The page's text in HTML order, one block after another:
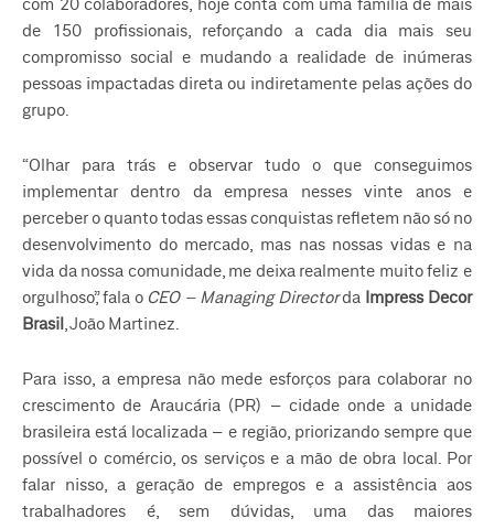
com 20 colaboradores, hoje conta com uma família de mais
de 150 profissionais, reforçando a cada dia mais seu
compromisso social e mudando a realidade de inúmeras
pessoas impactadas direta ou indiretamente pelas ações do
grupo.
“Olhar para trás e observar tudo o que conseguimos
implementar dentro da empresa nesses vinte anos e
perceber o quanto todas essas conquistas refletem não só no
desenvolvimento do mercado, mas nas nossas vidas e na
vida da nossa comunidade, me deixa realmente muito feliz e
orgulhoso”, fala o CEO – Managing Directorda Impress Decor
Brasil , João Martinez.
Para isso, a empresa não mede esforços para colaborar no
crescimento de Araucária (PR) – cidade onde a unidade
brasileira está localizada – e região, priorizando sempre que
possível o comércio, os serviços e a mão de obra local. Por
falar nisso, a geração de empregos e a assistência aos
trabalhadores é, sem dúvidas, uma das maiores